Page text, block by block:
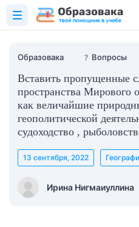
Образовака ❓ Вопросы
Вставить пропущенные
пространства Мирового
как величайшие
геополитической
судоходство ,
Ирина Нигмаиуллина
13 сентября, 2022